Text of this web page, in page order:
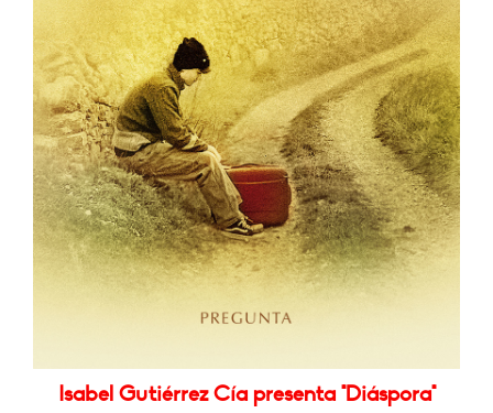
Isabel Gutiérrez Cía presenta "Diáspora"